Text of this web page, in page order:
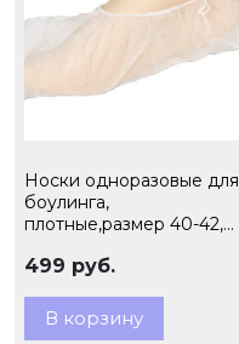
Носки одноразовые для
боулинга,
плотные,размер 40-42,
499 руб.
В корзину